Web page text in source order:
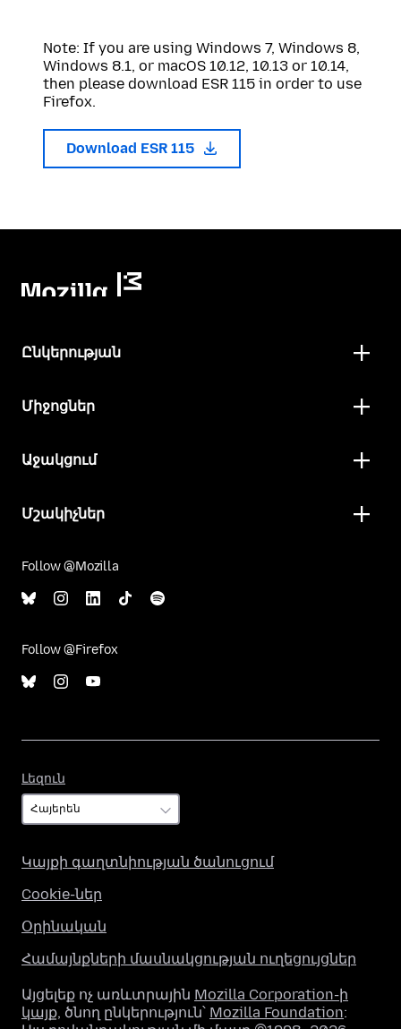
Note: If you are using Windows 7, Windows 8,
Windows 8.1, or macOS 10.12, 10.13 or 10.14,
then please download ESR 115 in order to use
Firefox.
Download ESR 115
Ընկերության
Միջոցներ
Աջակցում
Մշակիչներ
Follow @Mozilla
Follow @Firefox
Լեզուն
Կայքի գաղտնիության ծանուցում
Cookie-ներ
Օրինական
Համայնքների մասնակցության ուղեցույցներ
Այցելեք ոչ առևտրային Mozilla Corporation-ի
կայք, ծնող ընկերություն՝ Mozilla Foundation: